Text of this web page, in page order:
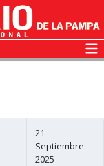
21
Septiembre
2025